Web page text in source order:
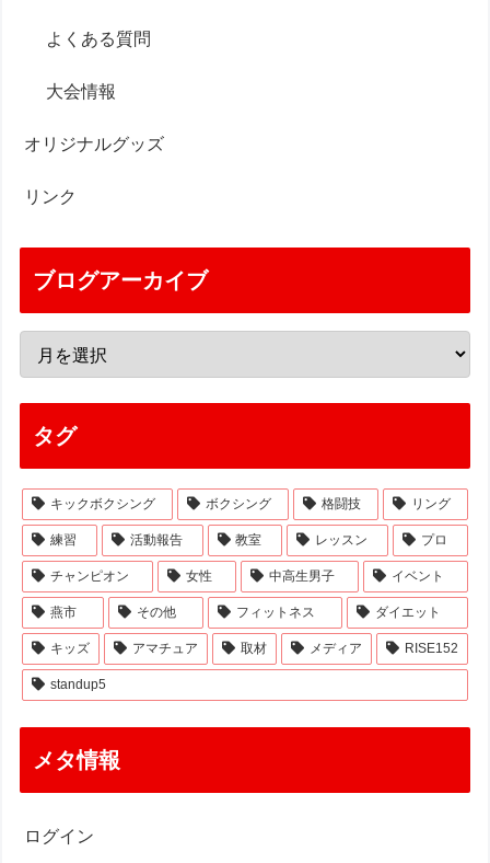
よくある質問
大会情報
オリジナルグッズ
リンク
ブログアーカイブ
タグ
キックボクシング ボクシング 格闘技 リング
練習 活動報告 教室 レッスン プロ
チャンピオン 女性 中高生男子 イベント
燕市 その他 フィットネス ダイエット
キッズ アマチュア 取材 メディア RISE152
standup5
メタ情報
ログイン